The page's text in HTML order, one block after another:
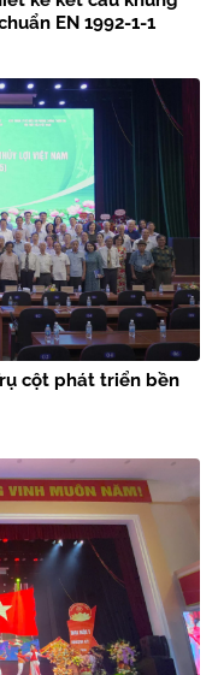
EN 1992-1-1
cột phát triển bền